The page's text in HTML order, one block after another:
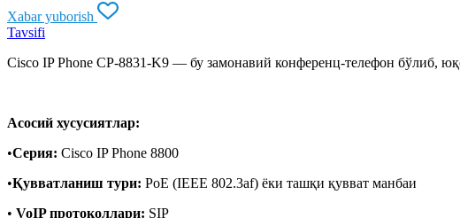
Xabar yuborish
Tavsifi
Cisco IP Phone CP-8831-K9 — бу замонавий конференц-телефон бўлиб,
Асосий хусусиятлар:
•Серия: Cisco IP Phone 8800
•Қувватланиш тури: PoE (IEEE 802.3af) ёки ташқи қувват манбаи
• VoIP протоколлари: SIP